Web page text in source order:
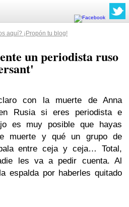
aquí? ¡Propón tu blog!
un periodista ruso
con la muerte de Anna
Rusia si eres periodista e
es muy posible que hayas
muerte y qué un grupo de
entre ceja y ceja… Total,
les va a pedir cuenta. Al
espalda por haberles quitado